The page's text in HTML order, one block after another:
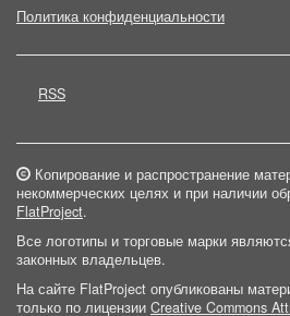
Политика конфиденциальности
RSS
Копирование и распространение
некоммерческих целях и при наличии
FlatProject.
Все логотипы и торговые марки
законных владельцев.
На сайте FlatProject опубликованы
только по лицензии Creative Commons